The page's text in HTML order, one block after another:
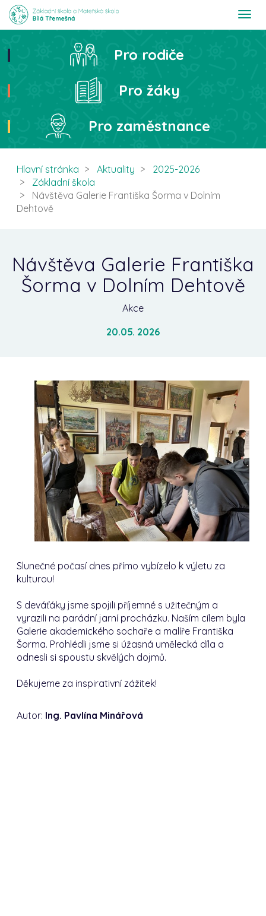
T
t
Hledat
Pro rodiče
Pro žáky
Pro zaměstnance
Hlavní stránka Aktuality
2025-2026
Základní škola
Návštěva Galerie Františka Šorma v Dolním
Dehtově
Návštěva Galerie Františka
Šorma v Dolním Dehtově
Akce
20.05. 2026
Slunečné počasí dnes přímo vybízelo k výletu za
kulturou!
S deváťáky jsme spojili příjemné s užitečným a
vyrazili na parádní jarní procházku. Naším cílem byla
Galerie akademického sochaře a malíře Františka
Šorma. Prohlédli jsme si úžasná umělecká díla a
odnesli si spoustu skvělých dojmů.
Děkujeme za inspirativní zážitek!
Autor: Ing. Pavlína Minářová